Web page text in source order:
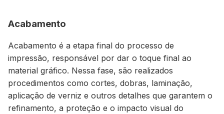
Acabamento
Acabamento é a etapa final do processo de
impressão, responsável por dar o toque final ao
material gráfico. Nessa fase, são realizados
procedimentos como cortes, dobras, laminação,
aplicação de verniz e outros detalhes que garantem o
refinamento, a proteção e o impacto visual do